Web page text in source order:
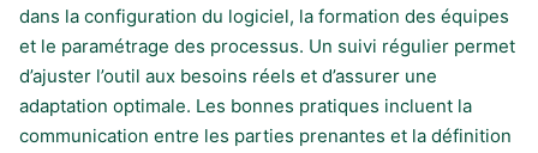
dans la configuration du logiciel, la formation des équipes
et le paramétrage des processus. Un suivi régulier permet
d’ajuster l’outil aux besoins réels et d’assurer une
adaptation optimale. Les bonnes pratiques incluent la
communication entre les parties prenantes et la définition